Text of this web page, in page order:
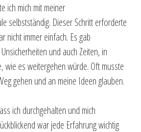
ich mich mit meiner
selbstständig. Dieser Schritt erforderte
nicht immer einfach. Es gab
und auch Zeiten, in
wie es weitergehen würde. Oft musste
gehen und an meine Ideen glauben.
ich durchgehalten und mich
war jede Erfahrung wichtig